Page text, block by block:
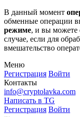
В данный момент
обменные операции
режиме, и вы можете
случае, если для
вмешательство
Меню
Регистрация Войти
Контакты
info@cryptolavka.com
Написать в TG
Регистрация Войти